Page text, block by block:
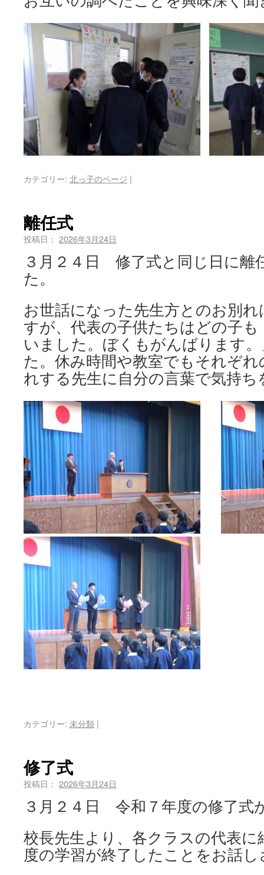
カテゴリー: 北っ子のページ |
離任式
投稿日： 2026年3月24日
３月２４日 修了式と同じ日に離
た。
お世話になった先生方とのお別
すが、代表の子供たちはどの子
いました。ぼくもがんばります
た。休み時間や教室でもそれぞ
れする先生に自分の言葉で気持
カテゴリー: 未分類 |
修了式
投稿日： 2026年3月24日
３月２４日 令和７年度の修了式
校長先生より、各クラスの代表に
度の学習が終了したことをお話